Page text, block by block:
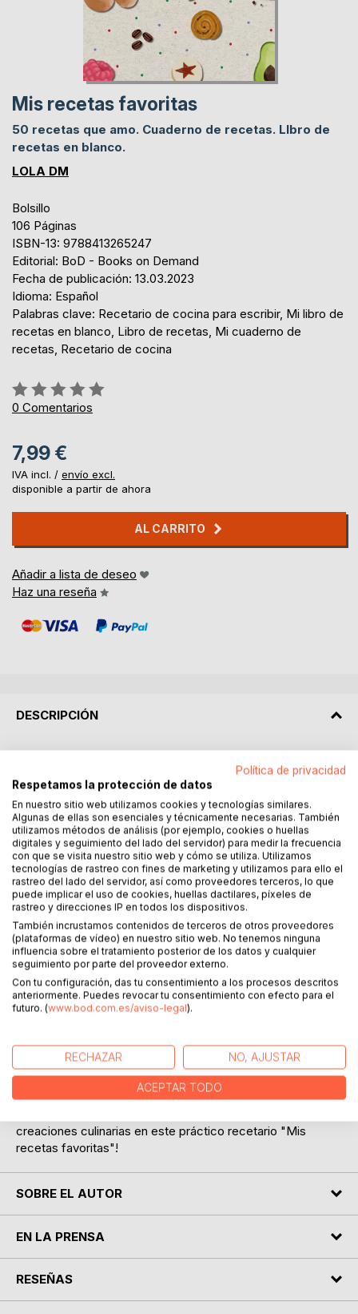
Mis recetas favoritas
50 recetas que amo. Cuaderno de recetas. LIbro de
recetas en blanco.
LOLA DM
Bolsillo
106 Páginas
ISBN-13: 9788413265247
Editorial: BoD - Books on Demand
Fecha de publicación: 13.03.2023
Idioma: Español
Palabras clave: Recetario de cocina para escribir, Mi libro de
recetas en blanco, Libro de recetas, Mi cuaderno de
recetas, Recetario de cocina
Rating:
0%
0 Comentarios
7,99 €
IVA incl. / envío excl.
disponible a partir de ahora
AL CARRITO
Añadir a lista de deseo
Haz una reseña
DESCRIPCIÓN
favoritas"!
Este libro de cocina contiene 50 recetas para que puedas
anotar y organizar tus platos favoritos de manera fácil y
práctica. Cada receta cuenta con un espacio para escribir
el título, la clasificación, el tiempo de preparación y el
tiempo de cocción. Además, encontrarás columnas
separadas para los ingredientes y la preparación, lo que te
permitirá tener todo lo que necesitas en un solo lugar.
Cada receta también cuenta con un espacio para notas y
una sección para poner una foto de tu plato terminado. De
esta manera, podrás personalizar cada receta y hacerla
completamente tuya.
persona que disfrute cocinar y experimentar en la cocina.
También es una excelente idea de regalo personalizado
para amigos y familiares amantes de la gastronomía.
creaciones culinarias en este práctico recetario "Mis
recetas favoritas"!
SOBRE EL AUTOR
EN LA PRENSA
RESEÑAS
Política de privacidad
Respetamos la protección de datos
En nuestro sitio web utilizamos cookies y tecnologías similares.
Algunas de ellas son esenciales y técnicamente necesarias. También
utilizamos métodos de análisis (por ejemplo, cookies o huellas
digitales y seguimiento del lado del servidor) para medir la frecuencia
con que se visita nuestro sitio web y cómo se utiliza. Utilizamos
tecnologías de rastreo con fines de marketing y utilizamos para ello el
rastreo del lado del servidor, así como proveedores terceros, lo que
puede implicar el uso de cookies, huellas dactilares, píxeles de
rastreo y direcciones IP en todos los dispositivos.
También incrustamos contenidos de terceros de otros proveedores
(plataformas de vídeo) en nuestro sitio web. No tenemos ninguna
influencia sobre el tratamiento posterior de los datos y cualquier
seguimiento por parte del proveedor externo.
Con tu configuración, das tu consentimiento a los procesos descritos
anteriormente. Puedes revocar tu consentimiento con efecto para el
futuro. (www.bod.com.es/aviso-legal).
RECHAZAR NO, AJUSTAR
ACEPTAR TODO